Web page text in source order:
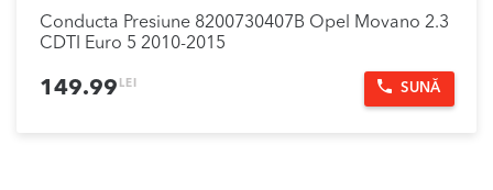
Conducta Presiune 8200730407B Opel Movano 2.3
CDTI Euro 5 2010-2015
149.99 LEI SUNĂ